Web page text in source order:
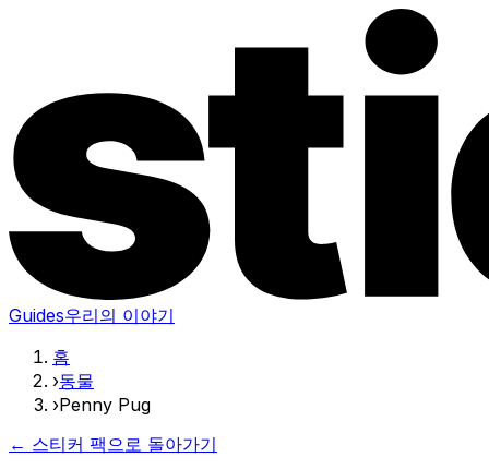
Guides우리의 이야기
홈
›동물
›Penny Pug
← 스티커 팩으로 돌아가기